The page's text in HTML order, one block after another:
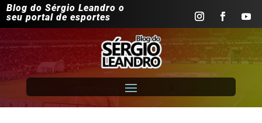
Blog do Sérgio Leandro o
seu portal de esportes